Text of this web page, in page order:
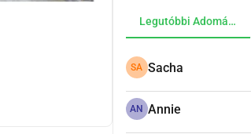
Legutóbbi Adományok
SA Sacha
AN Annie